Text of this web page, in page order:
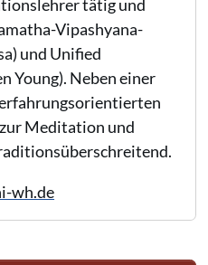
tätig und
Vipashyana-
und Unified
Young). Neben einer
Meditation und
wh.de